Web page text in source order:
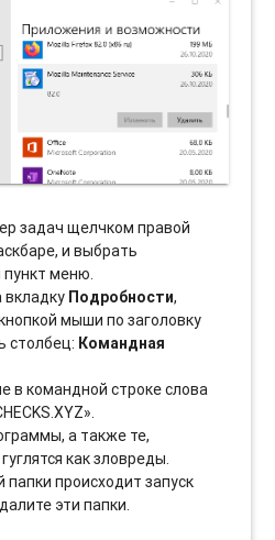
задач щелчком правой
и выбрать
меню.
вкладку Подробности,
мыши по заголовку
столбец: Командная
в командной строке слова
а также те,
как зловреды.
папки происходит запуск
эти папки.